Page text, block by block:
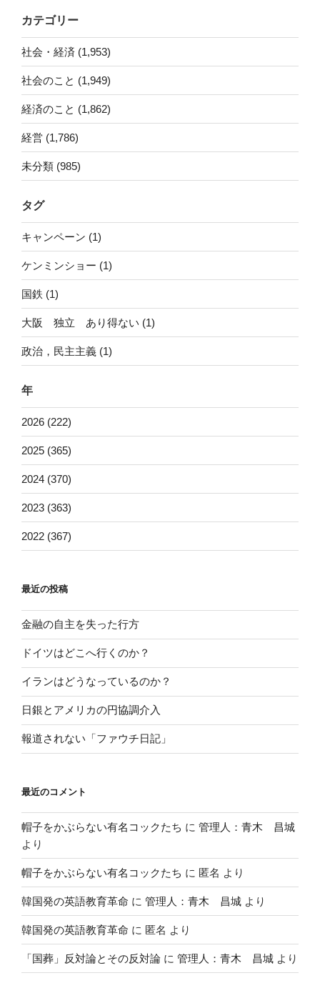
カテゴリー
社会・経済 (1,953)
社会のこと (1,949)
経済のこと (1,862)
経営 (1,786)
未分類 (985)
タグ
キャンペーン (1)
ケンミンショー (1)
国鉄 (1)
大阪 独立 あり得ない (1)
政治，民主主義 (1)
年
2026 (222)
2025 (365)
2024 (370)
2023 (363)
2022 (367)
最近の投稿
金融の自主を失った行方
ドイツはどこへ行くのか？
イランはどうなっているのか？
日銀とアメリカの円協調介入
報道されない「ファウチ日記」
最近のコメント
帽子をかぶらない有名コックたち に 管理人：青木 昌城
より
帽子をかぶらない有名コックたち に 匿名 より
韓国発の英語教育革命 に 管理人：青木 昌城 より
韓国発の英語教育革命 に 匿名 より
「国葬」反対論とその反対論 に 管理人：青木 昌城 より